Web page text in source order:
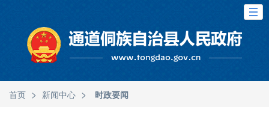
首页 > 新闻中心 > 时政要闻